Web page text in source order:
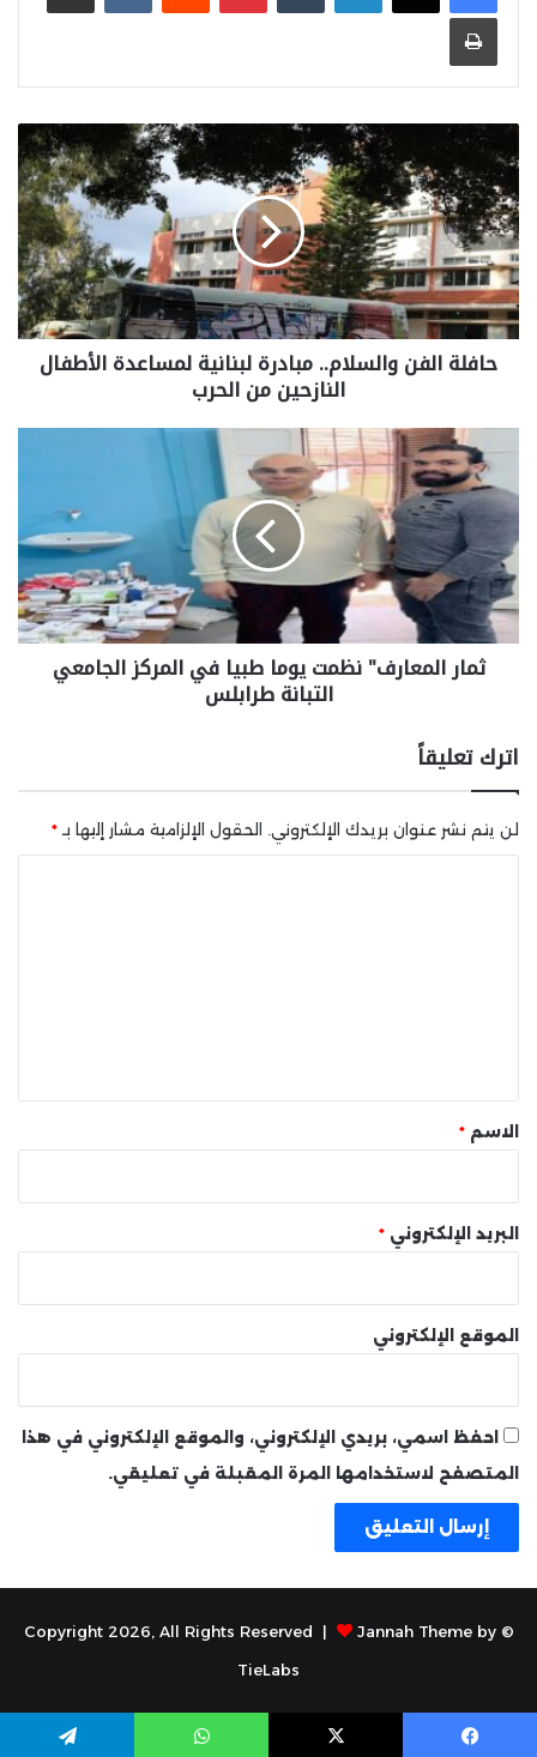
طباعة
حافلة الفن والسلام.. مبادرة لبنانية لمساعدة الأطفال
النازحين من الحرب
ثمار المعارف" نظمت يوما طبيا في المركز الجامعي
التبانة طرابلس
اترك تعليقاً
لن يتم نشر عنوان بريدك الإلكتروني. الحقول الإلزامية مشار إليها بـ*
* الاسم *
البريد الإلكتروني *
الموقع الإلكتروني
احفظ اسمي، بريدي الإلكتروني، والموقع الإلكتروني في هذا
المتصفح لاستخدامها المرة المقبلة في تعليقي.
© Copyright 2026, All Rights Reserved |
Jannah Theme by
TieLabs